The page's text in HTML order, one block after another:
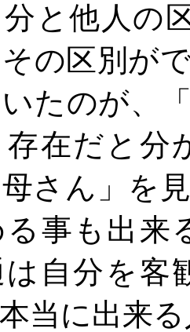
分と他人の
の区別が
たのが、
存在だと分
さん」を
事も出来
自分を客
本当に出来